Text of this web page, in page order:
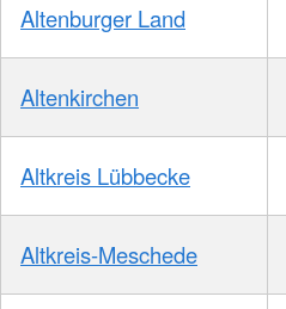
Altenburger Land
Altenkirchen
Altkreis Lübbecke
Altkreis-Meschede